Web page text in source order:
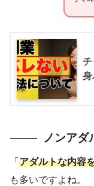
チ
身
ノンアダ
「 アダルトな内容
も多いですよね。